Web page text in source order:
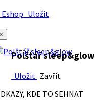
Uložit
Polštář sleep&glow
Uložit Zavřít
KDE TO SEHNAT